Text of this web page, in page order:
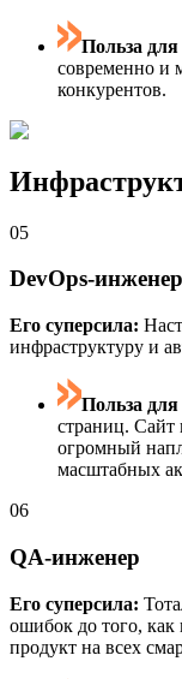
Польза для
современно и
конкурентов.
05
DevOps-инженер
Его суперсила:
инфраструктуру и
Польза для
страниц. Сайт
огромный
масштабных
06
QA-инженер
Его суперсила:
ошибок до того,
продукт на всех